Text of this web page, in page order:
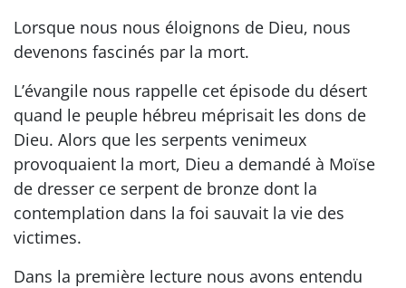
Lorsque nous nous éloignons de Dieu, nous
devenons fascinés par la mort.
L’évangile nous rappelle cet épisode du désert
quand le peuple hébreu méprisait les dons de
Dieu. Alors que les serpents venimeux
provoquaient la mort, Dieu a demandé à Moïse
de dresser ce serpent de bronze dont la
contemplation dans la foi sauvait la vie des
victimes.
Dans la première lecture nous avons entendu